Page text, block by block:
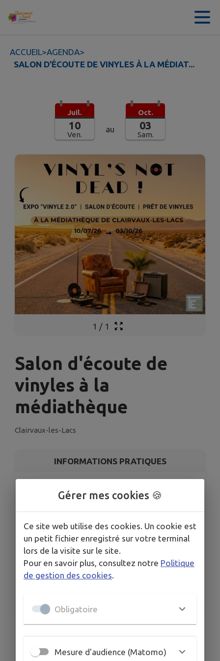
Contenu
ACCUEIL>AGENDA>
SALON D'ÉCOUTE DE VINYLES À LA MÉDIAT...
Juil.
10
Ven.
au
Oct.
03
Sam.
1 / 1
Salon d'écoute de
vinyles à la
médiathèque
Clairvaux-les-Lacs
INFORMATIONS PRATIQUES
Médiathèque
DATES
Du ven. 10 juil. au sam. 3 oct.
HORAIRES
Aux horaires d'ouverture de la médiathèque
TARIFS
GRATUIT
Salon d'écoute / Prêt de vinyles / Expo "Vinyle
Gérer mes cookies 🍪
Ce site web utilise des cookies. Un cookie est
un petit fichier enregistré sur votre terminal
lors de la visite sur le site.
Pour en savoir plus, consultez notre Politique
de gestion des cookies.
Obligatoire
Mesure d'audience (Matomo)